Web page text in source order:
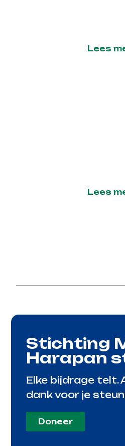
Lees
Lees
Stichting
Harapan
Elke bijdrage telt.
dank voor je
Doneer